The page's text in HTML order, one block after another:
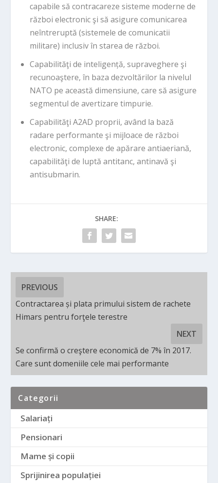
capabile să contracareze sisteme moderne de
război electronic şi să asigure comunicarea
neîntreruptă (sistemele de comunicatii
militare) inclusiv în starea de război.
Capabilităţi de inteligență, supraveghere şi
recunoaştere, în baza dezvoltărilor la nivelul
NATO pe această dimensiune, care să asigure
segmentul de avertizare timpurie.
Capabilităţi A2AD proprii, având la bază
radare performante şi mijloace de război
electronic, complexe de apărare antiaeriană,
capabilităţi de luptă antitanc, antinavă şi
antisubmarin.
SHARE:
PREVIOUS
Contractarea și plata primului sistem de rachete
Himars pentru forţele terestre
NEXT
Se confirmă o creştere economică de 7% în 2017.
Care sunt domeniile cele mai performante
Categorii
Salariați
Pensionari
Mame și copii
Sprijinirea populației